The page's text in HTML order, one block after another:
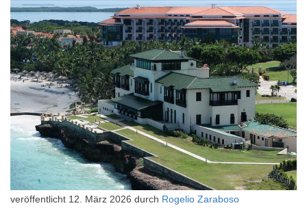
veröffentlicht 12. März 2026 durch Rogelio Zaraboso